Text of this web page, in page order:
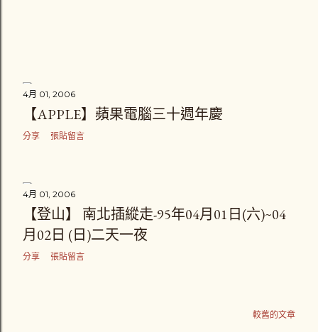
4月 01, 2006
【APPLE】蘋果電腦三十週年慶
分享 張貼留言
4月 01, 2006
【登山】 南北插縱走-95年04月01日(六)~04
月02日 (日)二天一夜
分享 張貼留言
較舊的文章